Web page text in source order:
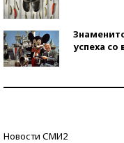
успеха
Новости СМИ2